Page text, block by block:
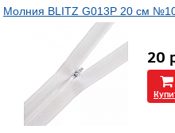
Молния BLITZ G013P 20 см
20